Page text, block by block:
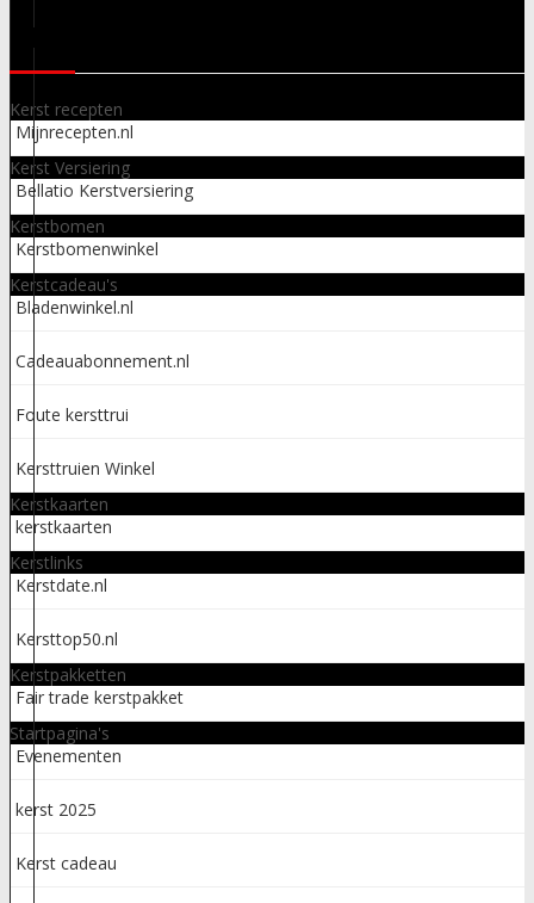
LINKS
Kerst recepten
Mijnrecepten.nl
Kerst Versiering
Bellatio Kerstversiering
Kerstbomen
Kerstbomenwinkel
Kerstcadeau's
Bladenwinkel.nl
Cadeauabonnement.nl
Foute kersttrui
Kersttruien Winkel
Kerstkaarten
kerstkaarten
Kerstlinks
Kerstdate.nl
Kersttop50.nl
Kerstpakketten
Fair trade kerstpakket
Startpagina's
Evenementen
kerst 2025
Kerst cadeau